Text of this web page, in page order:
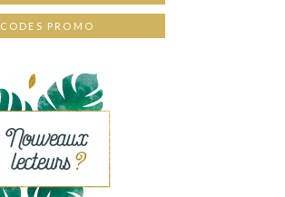
CODES PROMO